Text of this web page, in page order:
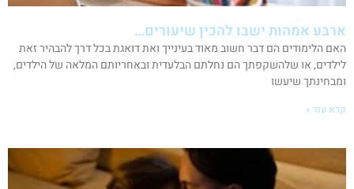
ארבע אמהות ישבו להכין שיעורים…
האם הלימודים הם דבר חשוב מאוד בעינייך ואת דואגת בכל דרך להבהיר זאת
לילדים, או שלהשקפתך הם נחלתם הבלעדית ובאחריותם המלאה של הילדים,
ומבחינתך שיעשו
קרא עוד »